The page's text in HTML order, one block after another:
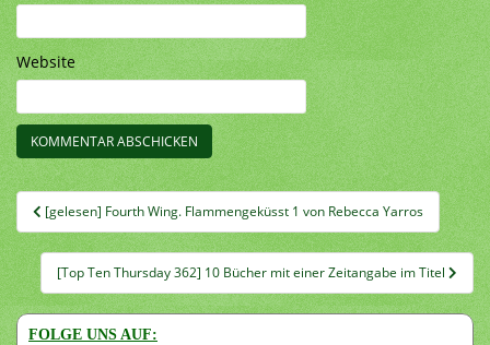
Website
Beitragsnavigation
[gelesen] Fourth Wing. Flammengeküsst 1 von Rebecca Yarros
[Top Ten Thursday 362] 10 Bücher mit einer Zeitangabe im Titel
FOLGE UNS AUF: